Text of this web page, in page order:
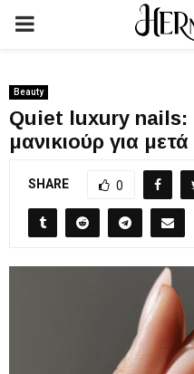
PRIMARY
Beauty
Quiet luxury nails:
μανικιούρ για
SHARE 0